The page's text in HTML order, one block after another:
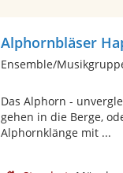
Alphornbläser
Ensemble/
Das Alphorn -
gehen in die Berge,
Alphornklänge mit ...